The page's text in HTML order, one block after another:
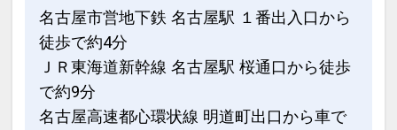
名古屋市営地下鉄 名古屋駅 １番出入口から
徒歩で約4分
ＪＲ東海道新幹線 名古屋駅 桜通口から徒歩
で約9分
名古屋高速都心環状線 明道町出口から車で